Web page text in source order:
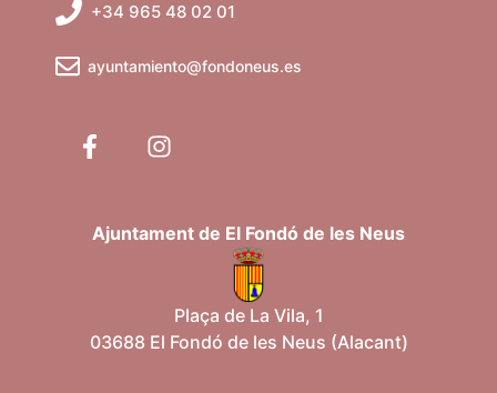
+34 965 48 02 01
ayuntamiento@fondoneus.es
Ajuntament de El Fondó de les Neus
Plaça de La Vila, 1
03688 El Fondó de les Neus (Alacant)